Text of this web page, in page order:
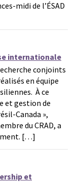
midi de l’ÉSAD
internationale
conjoints
en équipe
À ce
et gestion de
Canada »,
du CRAD, a
[…]
et